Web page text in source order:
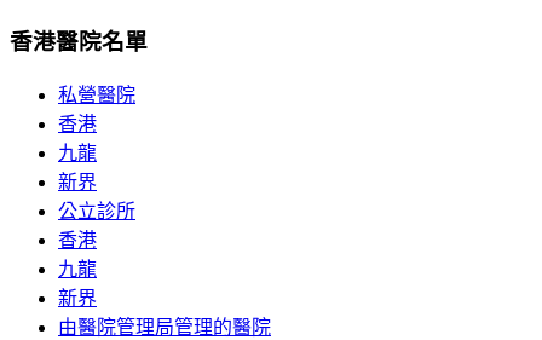
香港醫院名單
私營醫院
香港
九龍
新界
公立診所
香港
九龍
新界
由醫院管理局管理的醫院